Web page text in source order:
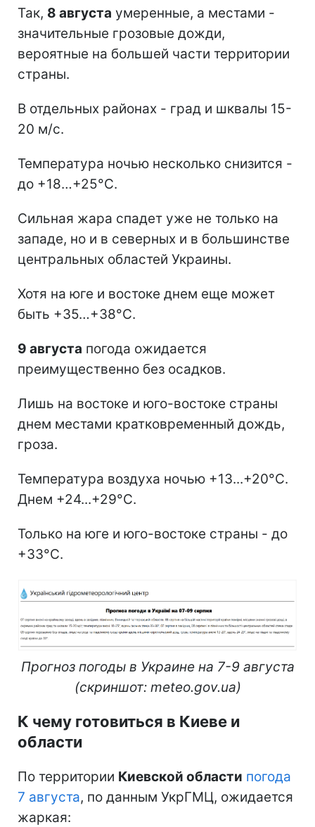
Так, 8 августа умеренные, а местами -
значительные грозовые дожди,
вероятные на большей части территории
страны.
В отдельных районах - град и шквалы 15-
20 м/с.
Температура ночью несколько снизится -
до +18…+25°С.
Сильная жара спадет уже не только на
западе, но и в северных и в большинстве
центральных областей Украины.
Хотя на юге и востоке днем еще может
быть +35…+38°С.
9 августа погода ожидается
преимущественно без осадков.
Лишь на востоке и юго-востоке страны
днем местами кратковременный дождь,
гроза.
Температура воздуха ночью +13...+20°С.
Днем +24...+29°С.
Только на юге и юго-востоке страны - до
+33°С.
Прогноз погоды в Украине на 7-9 августа
(скриншот: meteo.gov.ua)
К чему готовиться в Киеве и
области
По территории Киевской области погода
7 августа, по данным УкрГМЦ, ожидается
жаркая: